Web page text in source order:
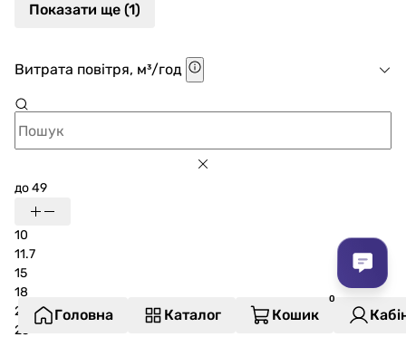
Показати ще (1)
Витрата повітря, м³/год
до 49
10
11.7
15
18
20
25
Головна Каталог Кошик